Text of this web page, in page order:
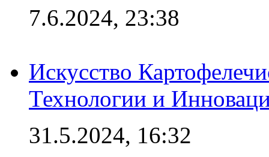
7.6.2024, 23:38
Искусство
Технологии и
31.5.2024, 16:32